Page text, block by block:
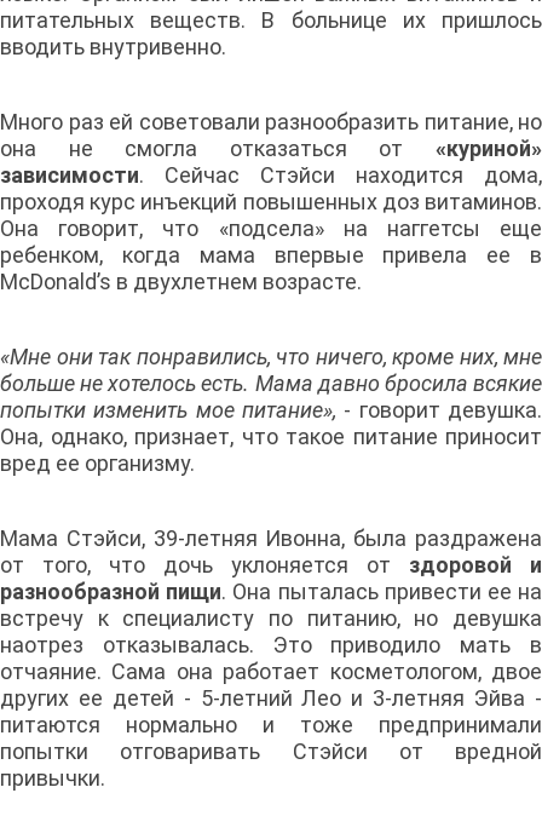
питательных веществ. В больнице их пришлось
вводить внутривенно.
Много раз ей советовали разнообразить питание, но
она не смогла отказаться от «куриной»
зависимости. Сейчас Стэйси находится дома,
проходя курс инъекций повышенных доз витаминов.
Она говорит, что «подсела» на наггетсы еще
ребенком, когда мама впервые привела ее в
McDonald’s в двухлетнем возрасте.
«Мне они так понравились, что ничего, кроме них, мне
больше не хотелось есть. Мама давно бросила всякие
попытки изменить мое питание», - говорит девушка.
Она, однако, признает, что такое питание приносит
вред ее организму.
Мама Стэйси, 39-летняя Ивонна, была раздражена
от того, что дочь уклоняется от здоровой и
разнообразной пищи. Она пыталась привести ее на
встречу к специалисту по питанию, но девушка
наотрез отказывалась. Это приводило мать в
отчаяние. Сама она работает косметологом, двое
других ее детей - 5-летний Лео и 3-летняя Эйва -
питаются нормально и тоже предпринимали
попытки отговаривать Стэйси от вредной
привычки.